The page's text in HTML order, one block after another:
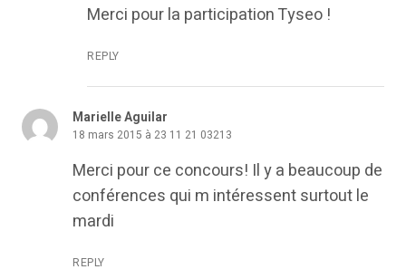
Merci pour la participation Tyseo !
REPLY
Marielle Aguilar
18 mars 2015 à 23 11 21 03213
Merci pour ce concours! Il y a beaucoup de
conférences qui m intéressent surtout le
mardi
REPLY